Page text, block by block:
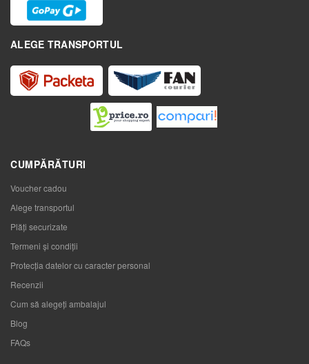
ALEGE TRANSPORTUL
CUMPĂRĂTURI
Voucher cadou
Alege transportul
Plăți securizate
Termeni și condiții
Protecția datelor cu caracter personal
Recenzii
Cum să alegeţi ambalajul
Blog
FAQs